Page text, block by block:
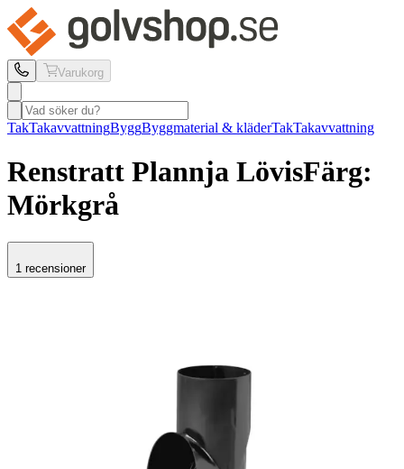
Varukorg
TakTakavvattningByggByggmaterial & kläderTakTakavvattning
Renstratt Plannja LövisFärg:
Mörkgrå
1 recensioner